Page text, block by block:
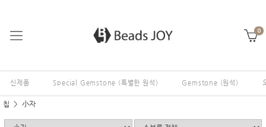
0
신제품 Special Gemstone (특별한 원석) Gemstone (원석)
칩 小자